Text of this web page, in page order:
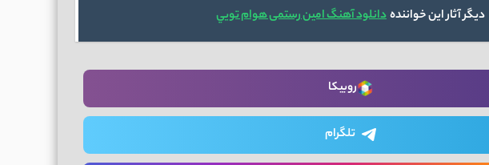
دیگر آثار این خوانندهدانلود آهنگ امین رستمی هوام تويي
روبیکا
تلگرام